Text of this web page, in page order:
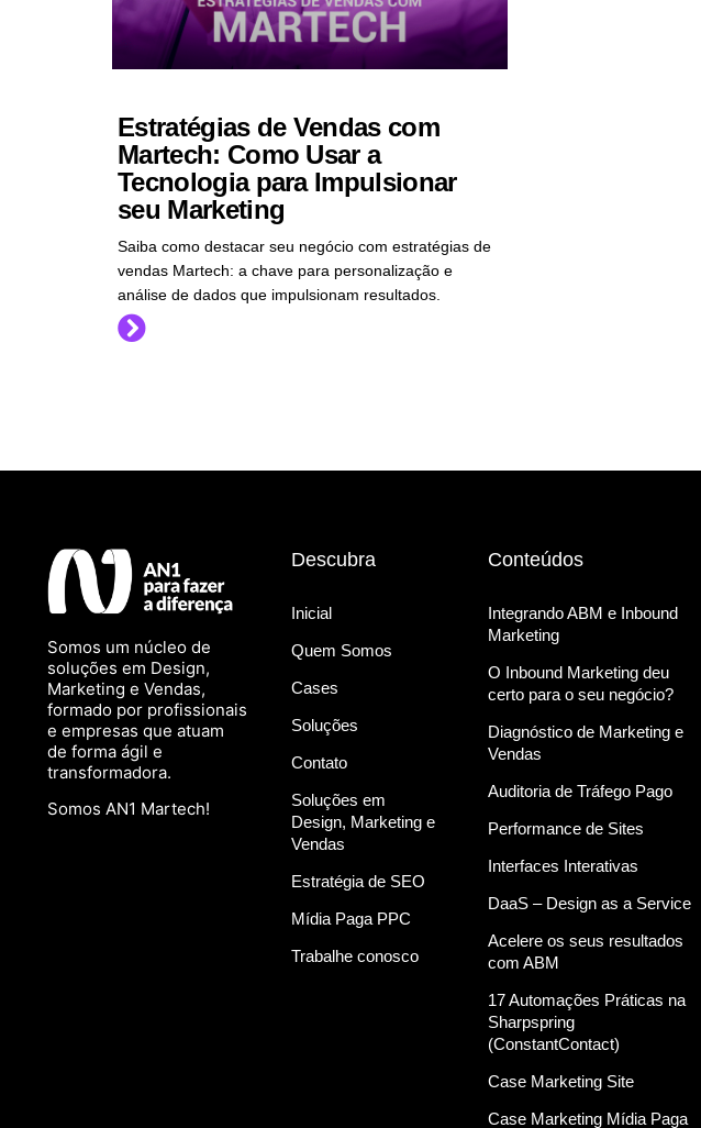
Estratégias de Vendas com
Martech: Como Usar a
Tecnologia para Impulsionar
seu Marketing
Saiba como destacar seu negócio com estratégias de
vendas Martech: a chave para personalização e
análise de dados que impulsionam resultados.
Somos um núcleo de
soluções em Design,
Marketing e Vendas,
formado por profissionais
e empresas que atuam
de forma ágil e
transformadora.
Somos AN1 Martech!
Descubra
Inicial
Quem Somos
Cases
Soluções
Contato
Soluções em
Design, Marketing e
Vendas
Estratégia de SEO
Mídia Paga PPC
Trabalhe conosco
Conteúdos
Integrando ABM e Inbound
Marketing
O Inbound Marketing deu
certo para o seu negócio?
Diagnóstico de Marketing e
Vendas
Auditoria de Tráfego Pago
Performance de Sites
Interfaces Interativas
DaaS – Design as a Service
Acelere os seus resultados
com ABM
17 Automações Práticas na
Sharpspring
(ConstantContact)
Case Marketing Site
Case Marketing Mídia Paga